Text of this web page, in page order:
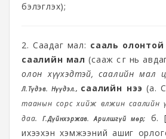
бэлэглэх);
2. Саадаг мал: сааль олонтой
саалийн мал (сааж сүүг нь
олон хүүхэдтэй, саалийн мал
Л.Түдэв. Нүүдэл., саалийн үнээ (а.
таанын сорс хийж өвөлжин саалийн
даа.
Г.Дүйнхэржав. Арилшгүй мөр;
б.
ихээхэн хэмжээний ашиг